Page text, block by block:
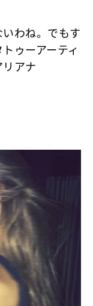
わね。でもす
ゥーアーティ
アナ